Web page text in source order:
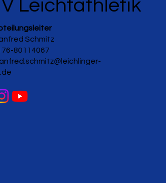
Schmitz
80114067
Leichtathletik